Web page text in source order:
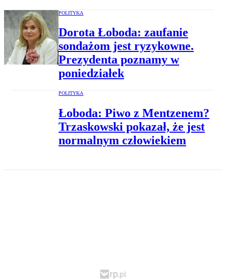
POLITYKA
Dorota Łoboda: zaufanie
sondażom jest ryzykowne.
Prezydenta poznamy w
poniedziałek
POLITYKA
Łoboda: Piwo z Mentzenem?
Trzaskowski pokazał, że jest
normalnym człowiekiem